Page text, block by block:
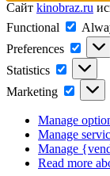
Сайт kinobraz.ru
Functional
Preferences
Statistics Statistics
Marketing
Manage
Manage
Manage
Read more